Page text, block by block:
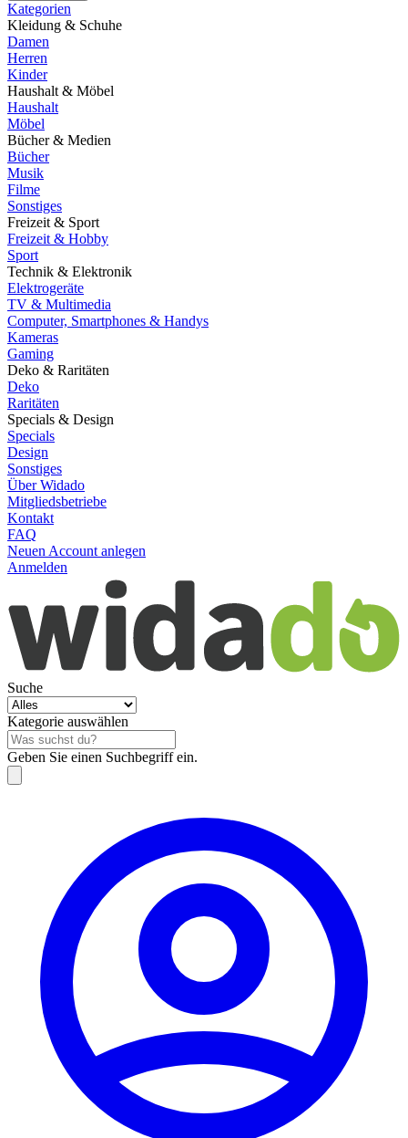
Kategorien
Kleidung & Schuhe
Damen
Herren
Kinder
Haushalt & Möbel
Haushalt
Möbel
Bücher & Medien
Bücher
Musik
Filme
Sonstiges
Freizeit & Sport
Freizeit & Hobby
Sport
Technik & Elektronik
Elektrogeräte
TV & Multimedia
Computer, Smartphones & Handys
Kameras
Gaming
Deko & Raritäten
Deko
Raritäten
Specials & Design
Specials
Design
Sonstiges
Über Widado
Mitgliedsbetriebe
Kontakt
FAQ
Neuen Account anlegen
Anmelden
Suche
Kategorie auswählen
Geben Sie einen Suchbegriff ein.